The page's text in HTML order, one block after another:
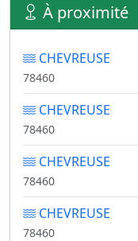
À proximité
CHEVREUSE
78460
CHEVREUSE
78460
CHEVREUSE
78460
CHEVREUSE
78460